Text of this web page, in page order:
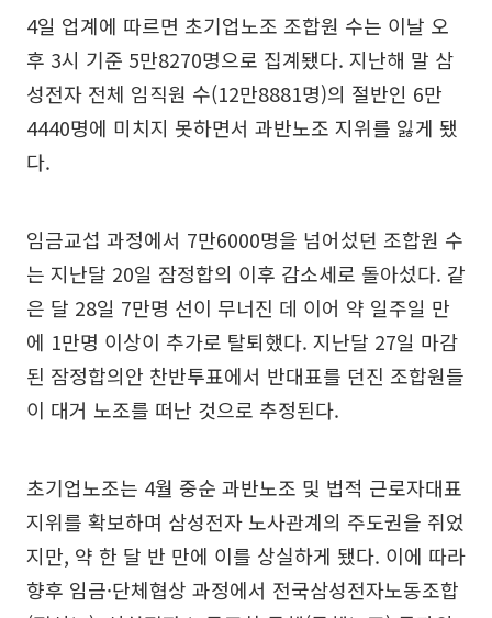
4일 업계에 따르면 초기업노조 조합원 수는 이날 오
후 3시 기준 5만8270명으로 집계됐다. 지난해 말 삼
성전자 전체 임직원 수(12만8881명)의 절반인 6만
4440명에 미치지 못하면서 과반노조 지위를 잃게 됐
다.
임금교섭 과정에서 7만6000명을 넘어섰던 조합원 수
는 지난달 20일 잠정합의 이후 감소세로 돌아섰다. 같
은 달 28일 7만명 선이 무너진 데 이어 약 일주일 만
에 1만명 이상이 추가로 탈퇴했다. 지난달 27일 마감
된 잠정합의안 찬반투표에서 반대표를 던진 조합원들
이 대거 노조를 떠난 것으로 추정된다.
초기업노조는 4월 중순 과반노조 및 법적 근로자대표
지위를 확보하며 삼성전자 노사관계의 주도권을 쥐었
지만, 약 한 달 반 만에 이를 상실하게 됐다. 이에 따라
향후 임금·단체협상 과정에서 전국삼성전자노동조합